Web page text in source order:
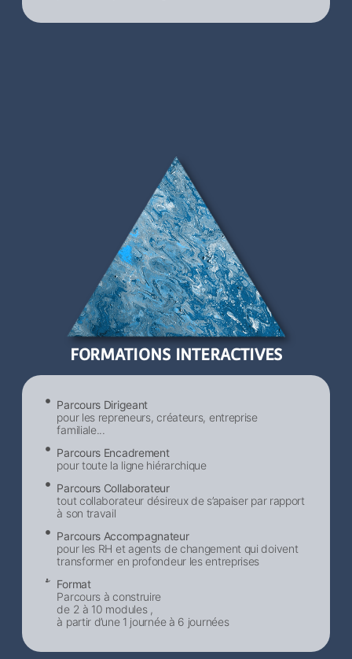
FORMATIONS INTERACTIVES
Parcours Dirigeant
pour les repreneurs, créateurs, entreprise
familiale...
Parcours Encadrement
pour toute la ligne hiérarchique
Parcours Collaborateur
tout collaborateur désireux de s’apaiser par rapport
à son travail
Parcours Accompagnateur
pour les RH et agents de changement qui doivent
transformer en profondeur les entreprises
Format
Parcours à construire
de 2 à 10 modules ,
à partir d’une 1 journée à 6 journées